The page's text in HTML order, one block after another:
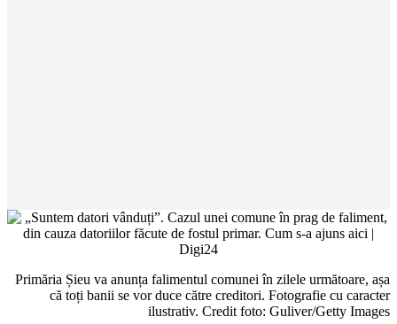
Primăria Șieu va anunța falimentul comunei în zilele următoare, așa
că toți banii se vor duce către creditori. Fotografie cu caracter
ilustrativ. Credit foto: Guliver/Getty Images